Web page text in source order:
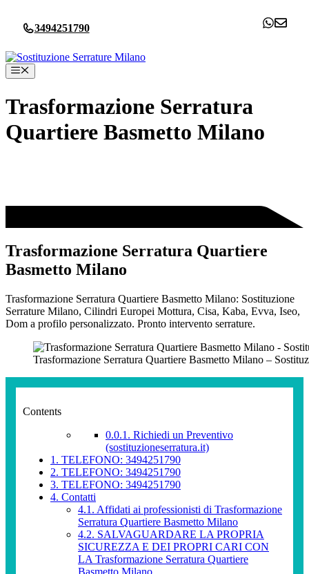
contenuto
3494251790
Menu
Trasformazione Serratura
Quartiere Basmetto Milano
Trasformazione Serratura Quartiere
Basmetto Milano
Trasformazione Serratura Quartiere Basmetto Milano: Sostituzione
Serrature Milano, Cilindri Europei Mottura, Cisa, Kaba, Evva, Iseo,
Dom a profilo personalizzato. Pronto intervento serrature.
Trasformazione Serratura Quartiere Basmetto Milano –
Contents
0.0.1. Richiedi un Preventivo
(sostituzioneserratura.it)
1. TELEFONO: 3494251790
2. TELEFONO: 3494251790
3. TELEFONO: 3494251790
4. Contatti
4.1. Affidati ai professionisti di Trasformazione
Serratura Quartiere Basmetto Milano
4.2. SALVAGUARDARE LA PROPRIA
SICUREZZA E DEI PROPRI CARI CON
LA Trasformazione Serratura Quartiere
Basmetto Milano